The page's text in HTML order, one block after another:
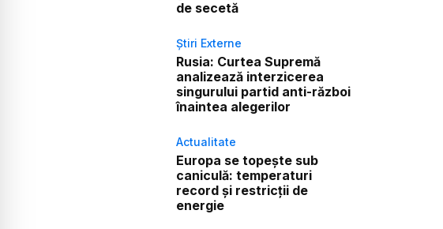
de secetă
Știri Externe
Rusia: Curtea Supremă
analizează interzicerea
singurului partid anti-război
înaintea alegerilor
Actualitate
Europa se topește sub
caniculă: temperaturi
record și restricții de
energie